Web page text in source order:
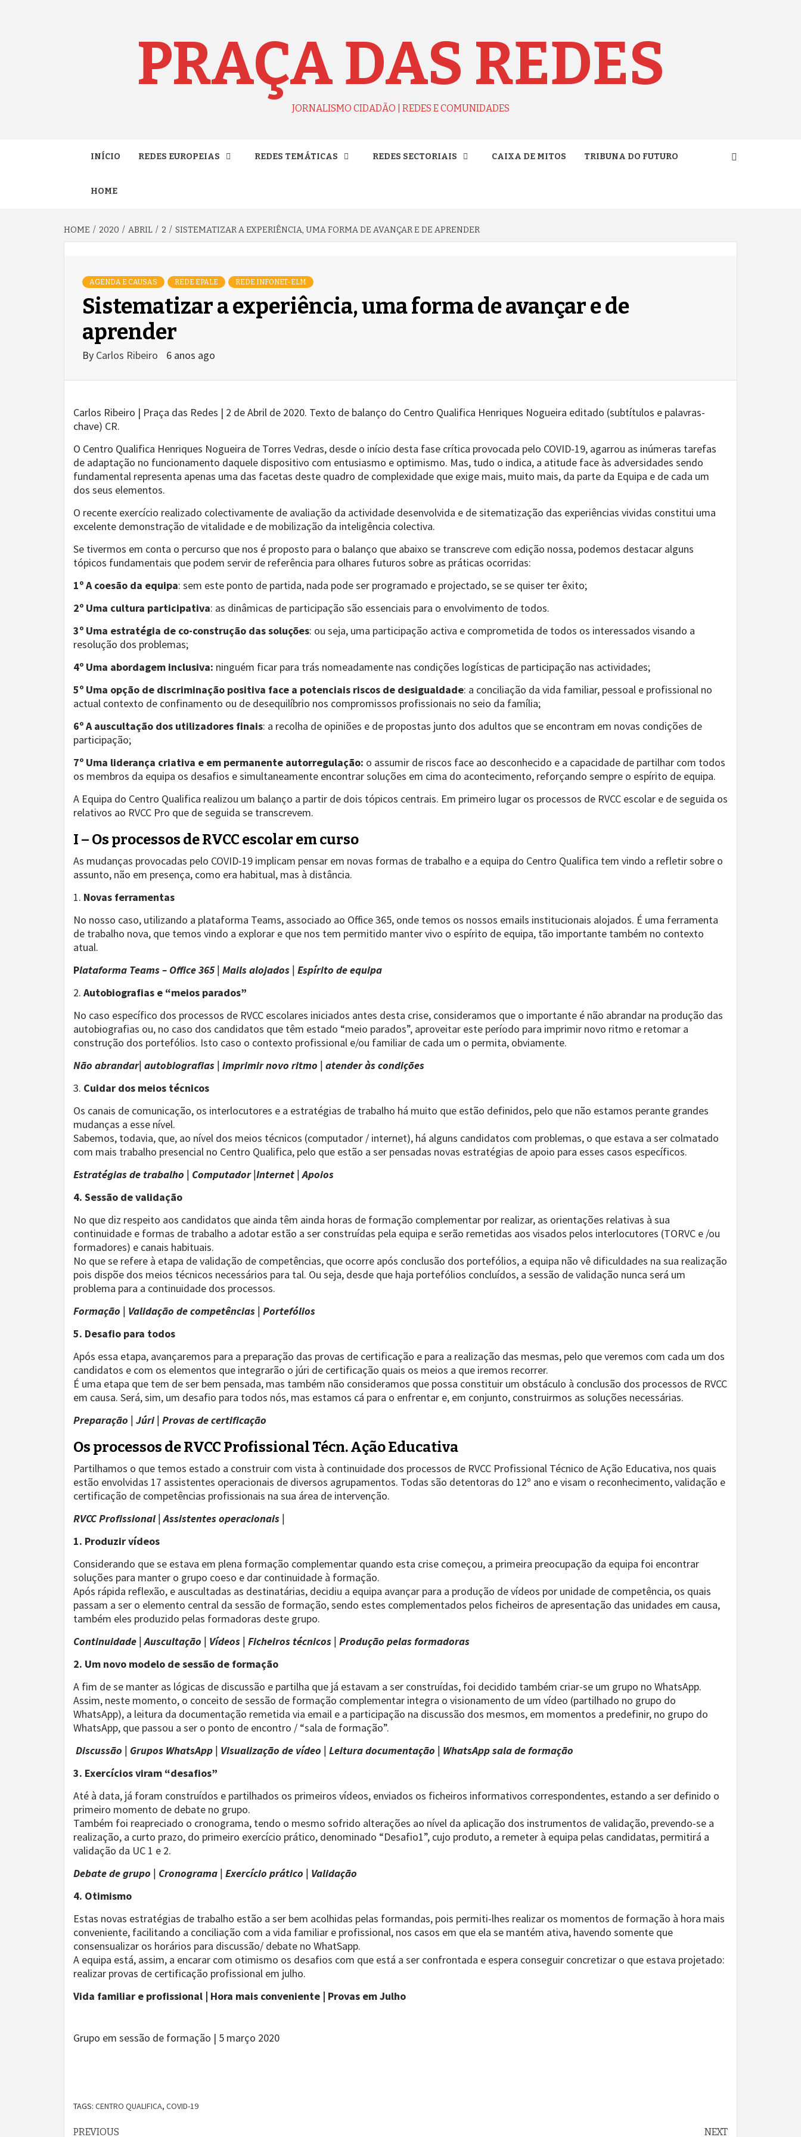
PRAÇA DAS REDES
JORNALISMO CIDADÃO | REDES E COMUNIDADES
INÍCIO REDES EUROPEIAS REDES TEMÁTICAS REDES SECTORIAIS CAIXA DE MITOS TRIBUNA DO FUTURO
HOME
HOME 2020 ABRIL 2 SISTEMATIZAR A EXPERIÊNCIA, UMA FORMA DE AVANÇAR E DE APRENDER
AGENDA E CAUSAS REDE EPALE REDE INFONET-ELM
Sistematizar a experiência, uma forma de avançar e de
aprender
By Carlos Ribeiro 6 anos ago
Carlos Ribeiro | Praça das Redes | 2 de Abril de 2020. Texto de balanço do Centro Qualifica Henriques Nogueira editado (subtítulos e palavras-
chave) CR.
O Centro Qualifica Henriques Nogueira de Torres Vedras, desde o início desta fase crítica provocada pelo COVID-19, agarrou as inúmeras tarefas
de adaptação no funcionamento daquele dispositivo com entusiasmo e optimismo. Mas, tudo o indica, a atitude face às adversidades sendo
fundamental representa apenas uma das facetas deste quadro de complexidade que exige mais, muito mais, da parte da Equipa e de cada um
dos seus elementos.
O recente exercício realizado colectivamente de avaliação da actividade desenvolvida e de sitematização das experiências vividas constitui uma
excelente demonstração de vitalidade e de mobilização da inteligência colectiva.
Se tivermos em conta o percurso que nos é proposto para o balanço que abaixo se transcreve com edição nossa, podemos destacar alguns
tópicos fundamentais que podem servir de referência para olhares futuros sobre as práticas ocorridas:
1º A coesão da equipa: sem este ponto de partida, nada pode ser programado e projectado, se se quiser ter êxito;
2º Uma cultura participativa: as dinâmicas de participação são essenciais para o envolvimento de todos.
3º Uma estratégia de co-construção das soluções: ou seja, uma participação activa e comprometida de todos os interessados visando a
resolução dos problemas;
4º Uma abordagem inclusiva: ninguém ficar para trás nomeadamente nas condições logísticas de participação nas actividades;
5º Uma opção de discriminação positiva face a potenciais riscos de desigualdade: a conciliação da vida familiar, pessoal e profissional no
actual contexto de confinamento ou de desequilíbrio nos compromissos profissionais no seio da família;
6º A auscultação dos utilizadores finais: a recolha de opiniões e de propostas junto dos adultos que se encontram em novas condições de
participação;
7º Uma liderança criativa e em permanente autorregulação: o assumir de riscos face ao desconhecido e a capacidade de partilhar com todos
os membros da equipa os desafios e simultaneamente encontrar soluções em cima do acontecimento, reforçando sempre o espírito de equipa.
A Equipa do Centro Qualifica realizou um balanço a partir de dois tópicos centrais. Em primeiro lugar os processos de RVCC escolar e de seguida os
relativos ao RVCC Pro que de seguida se transcrevem.
I – Os processos de RVCC escolar em curso
As mudanças provocadas pelo COVID-19 implicam pensar em novas formas de trabalho e a equipa do Centro Qualifica tem vindo a refletir sobre o
assunto, não em presença, como era habitual, mas à distância.
1. Novas ferramentas
No nosso caso, utilizando a plataforma Teams, associado ao Office 365, onde temos os nossos emails institucionais alojados. É uma ferramenta
de trabalho nova, que temos vindo a explorar e que nos tem permitido manter vivo o espírito de equipa, tão importante também no contexto
atual.
Plataforma Teams – Office 365 | Mails alojados | Espírito de equipa
2. Autobiografias e “meios parados”
No caso específico dos processos de RVCC escolares iniciados antes desta crise, consideramos que o importante é não abrandar na produção das
autobiografias ou, no caso dos candidatos que têm estado “meio parados”, aproveitar este período para imprimir novo ritmo e retomar a
construção dos portefólios. Isto caso o contexto profissional e/ou familiar de cada um o permita, obviamente.
Não abrandar| autobiografias | imprimir novo ritmo | atender às condições
3. Cuidar dos meios técnicos
Os canais de comunicação, os interlocutores e a estratégias de trabalho há muito que estão definidos, pelo que não estamos perante grandes
mudanças a esse nível.
Sabemos, todavia, que, ao nível dos meios técnicos (computador / internet), há alguns candidatos com problemas, o que estava a ser colmatado
com mais trabalho presencial no Centro Qualifica, pelo que estão a ser pensadas novas estratégias de apoio para esses casos específicos.
Estratégias de trabalho | Computador |Internet | Apoios
4. Sessão de validação
No que diz respeito aos candidatos que ainda têm ainda horas de formação complementar por realizar, as orientações relativas à sua
continuidade e formas de trabalho a adotar estão a ser construídas pela equipa e serão remetidas aos visados pelos interlocutores (TORVC e /ou
formadores) e canais habituais.
No que se refere à etapa de validação de competências, que ocorre após conclusão dos portefólios, a equipa não vê dificuldades na sua realização
pois dispõe dos meios técnicos necessários para tal. Ou seja, desde que haja portefólios concluídos, a sessão de validação nunca será um
problema para a continuidade dos processos.
Formação | Validação de competências | Portefólios
5. Desafio para todos
Após essa etapa, avançaremos para a preparação das provas de certificação e para a realização das mesmas, pelo que veremos com cada um dos
candidatos e com os elementos que integrarão o júri de certificação quais os meios a que iremos recorrer.
É uma etapa que tem de ser bem pensada, mas também não consideramos que possa constituir um obstáculo à conclusão dos processos de RVCC
em causa. Será, sim, um desafio para todos nós, mas estamos cá para o enfrentar e, em conjunto, construirmos as soluções necessárias.
Preparação | Júri | Provas de certificação
Os processos de RVCC Profissional Técn. Ação Educativa
Partilhamos o que temos estado a construir com vista à continuidade dos processos de RVCC Profissional Técnico de Ação Educativa, nos quais
estão envolvidas 17 assistentes operacionais de diversos agrupamentos. Todas são detentoras do 12º ano e visam o reconhecimento, validação e
certificação de competências profissionais na sua área de intervenção.
RVCC Profissional | Assistentes operacionais |
1. Produzir vídeos
Considerando que se estava em plena formação complementar quando esta crise começou, a primeira preocupação da equipa foi encontrar
soluções para manter o grupo coeso e dar continuidade à formação.
Após rápida reflexão, e auscultadas as destinatárias, decidiu a equipa avançar para a produção de vídeos por unidade de competência, os quais
passam a ser o elemento central da sessão de formação, sendo estes complementados pelos ficheiros de apresentação das unidades em causa,
também eles produzido pelas formadoras deste grupo.
Continuidade | Auscultação | Vídeos | Ficheiros técnicos | Produção pelas formadoras
2. Um novo modelo de sessão de formação
A fim de se manter as lógicas de discussão e partilha que já estavam a ser construídas, foi decidido também criar-se um grupo no WhatsApp.
Assim, neste momento, o conceito de sessão de formação complementar integra o visionamento de um vídeo (partilhado no grupo do
WhatsApp), a leitura da documentação remetida via email e a participação na discussão dos mesmos, em momentos a predefinir, no grupo do
WhatsApp, que passou a ser o ponto de encontro / “sala de formação”.
Discussão | Grupos WhatsApp | Visualização de vídeo | Leitura documentação | WhatsApp sala de formação
3. Exercícios viram “desafios”
Até à data, já foram construídos e partilhados os primeiros vídeos, enviados os ficheiros informativos correspondentes, estando a ser definido o
primeiro momento de debate no grupo.
Também foi reapreciado o cronograma, tendo o mesmo sofrido alterações ao nível da aplicação dos instrumentos de validação, prevendo-se a
realização, a curto prazo, do primeiro exercício prático, denominado “Desafio1”, cujo produto, a remeter à equipa pelas candidatas, permitirá a
validação da UC 1 e 2.
Debate de grupo | Cronograma | Exercício prático | Validação
4. Otimismo
Estas novas estratégias de trabalho estão a ser bem acolhidas pelas formandas, pois permiti-lhes realizar os momentos de formação à hora mais
conveniente, facilitando a conciliação com a vida familiar e profissional, nos casos em que ela se mantém ativa, havendo somente que
consensualizar os horários para discussão/ debate no WhatSapp.
A equipa está, assim, a encarar com otimismo os desafios com que está a ser confrontada e espera conseguir concretizar o que estava projetado:
realizar provas de certificação profissional em julho.
Vida familiar e profissional | Hora mais conveniente | Provas em Julho
Grupo em sessão de formação | 5 março 2020
TAGS: CENTRO QUALIFICA, COVID-19
PREVIOUS NEXT